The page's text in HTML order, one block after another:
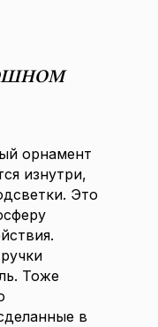
орнамент
изнутри,
Это
Тоже
в